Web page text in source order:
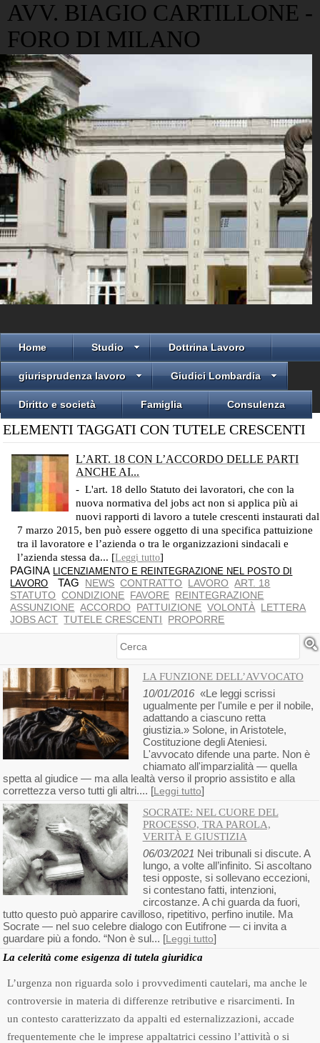
AVV. BIAGIO CARTILLONE -
FORO DI MILANO
Home Studio Dottrina Lavoro
giurisprudenza lavoro Giudici Lombardia
Diritto e società Famiglia Consulenza
ELEMENTI TAGGATI CON TUTELE CRESCENTI
L’ART. 18 CON L’ACCORDO DELLE PARTI
ANCHE AI...
- L'art. 18 dello Statuto dei lavoratori, che con la
nuova normativa del jobs act non si applica più ai
nuovi rapporti di lavoro a tutele crescenti instaurati dal
7 marzo 2015, ben può essere oggetto di una specifica pattuizione
tra il lavoratore e l’azienda o tra le organizzazioni sindacali e
l’azienda stessa da... [Leggi tutto]
PAGINA LICENZIAMENTO E REINTEGRAZIONE NEL POSTO DI
LAVORO
TAG NEWS CONTRATTO LAVORO ART. 18
STATUTO CONDIZIONE FAVORE REINTEGRAZIONE
ASSUNZIONE ACCORDO PATTUIZIONE VOLONTÀ LETTERA
JOBS ACT TUTELE CRESCENTI PROPORRE
Cerca
LA FUNZIONE DELL’AVVOCATO
10/01/2016«Le leggi scrissi
ugualmente per l'umile e per il nobile,
adattando a ciascuno retta
giustizia.» Solone, in Aristotele,
Costituzione degli Ateniesi.
L'avvocato difende una parte. Non è
chiamato all'imparzialità — quella
spetta al giudice — ma alla lealtà verso il proprio assistito e alla
correttezza verso tutti gli altri.... [Leggi tutto]
SOCRATE: NEL CUORE DEL
PROCESSO, TRA PAROLA,
VERITÀ E GIUSTIZIA
06/03/2021 Nei tribunali si discute. A
lungo, a volte all’infinito. Si ascoltano
tesi opposte, si sollevano eccezioni,
si contestano fatti, intenzioni,
circostanze. A chi guarda da fuori,
tutto questo può apparire cavilloso, ripetitivo, perfino inutile. Ma
Socrate — nel suo celebre dialogo con Eutifrone — ci invita a
guardare più a fondo. “Non è sul... [Leggi tutto]
La celerità come esigenza di tutela giuridica
L’urgenza non riguarda solo i provvedimenti cautelari, ma anche le
controversie in materia di differenze retributive e risarcimenti. In
un contesto caratterizzato da appalti ed esternalizzazioni, accade
frequentemente che le imprese appaltatrici cessino l’attività o si